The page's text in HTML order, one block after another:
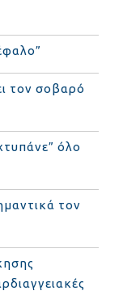
τον σοβαρό
όλο
τον